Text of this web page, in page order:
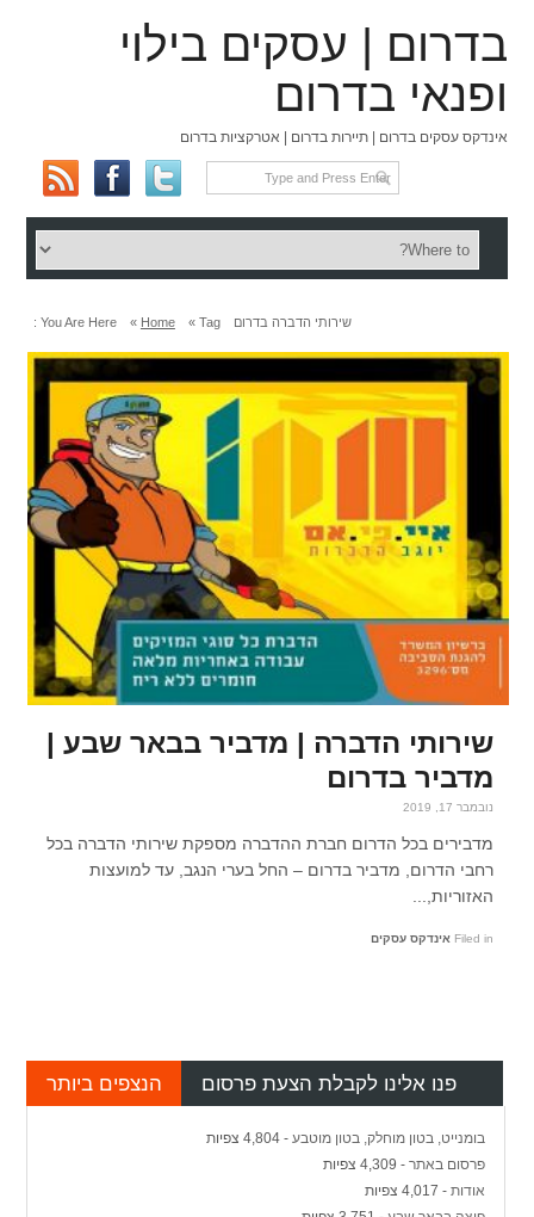
בדרום | עסקים בילוי
ופנאי בדרום
אינדקס עסקים בדרום | תיירות בדרום | אטרקציות בדרום
You Are Here : Home
» Tag » שירותי הדברה בדרום
שירותי הדברה | מדביר בבאר שבע |
מדביר בדרום
נובמבר 17, 2019
מדבירים בכל הדרום חברת ההדברה מספקת שירותי הדברה בכל
רחבי הדרום, מדביר בדרום – החל בערי הנגב, עד למועצות
האזוריות,...
Filed in אינדקס עסקים
הנצפים ביותר פנו אלינו לקבלת הצעת פרסום
בומנייט, בטון מוחלק, בטון מוטבע - 4,804 צפיות
פרסום באתר - 4,309 צפיות
אודות - 4,017 צפיות